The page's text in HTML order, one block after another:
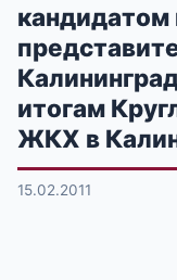
кандидатом
итогам
ЖКХ в
15.02.2011